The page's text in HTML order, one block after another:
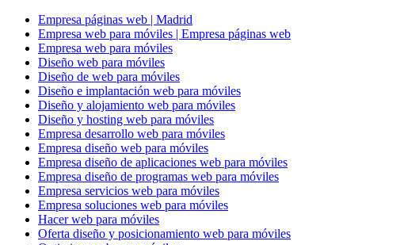
Empresa páginas web | Madrid
Empresa web para móviles | Empresa páginas web
Empresa web para móviles
Diseño web para móviles
Diseño de web para móviles
Diseño e implantación web para móviles
Diseño y alojamiento web para móviles
Diseño y hosting web para móviles
Empresa desarrollo web para móviles
Empresa diseño web para móviles
Empresa diseño de aplicaciones web para móviles
Empresa diseño de programas web para móviles
Empresa servicios web para móviles
Empresa soluciones web para móviles
Hacer web para móviles
Oferta diseño y posicionamiento web para móviles